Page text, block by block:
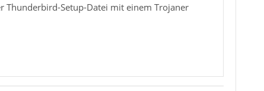
Setup-Datei mit einem Trojaner